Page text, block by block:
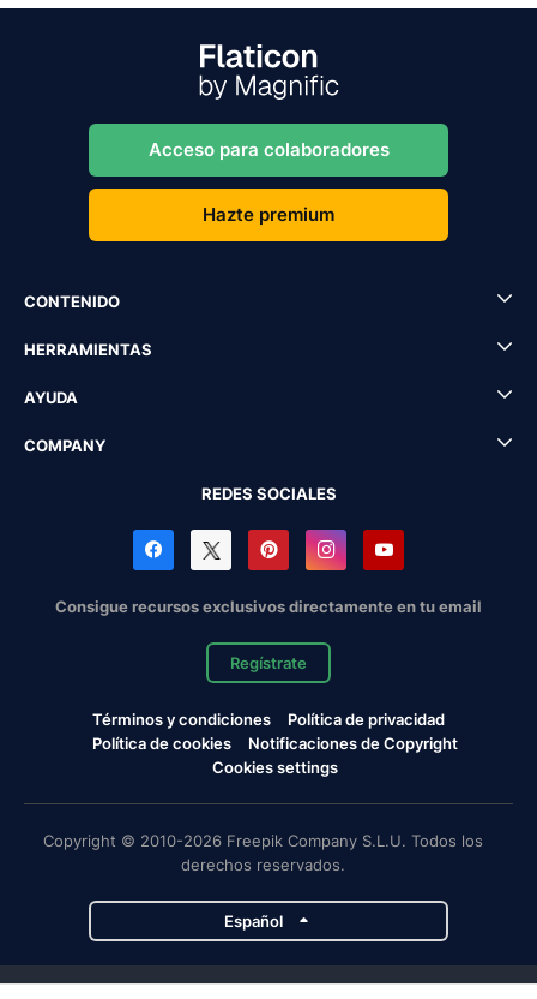
Acceso para colaboradores
Hazte premium
CONTENIDO
HERRAMIENTAS
AYUDA
COMPANY
REDES SOCIALES
Consigue recursos exclusivos directamente en tu email
Regístrate
Términos y condiciones
Política de privacidad
Política de cookies
Notificaciones de Copyright
Cookies settings
Copyright © 2010-2026 Freepik Company S.L.U. Todos los
derechos reservados.
Español